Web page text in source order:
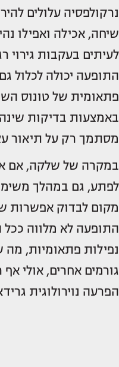
נרקולפסיה עלולים
שיחה, אכילה ואפילו
לעיתים בעקבות גירוי
התופעה יכולה לכלול
פתאומית של טונוס
באמצעות בדיקות
מסתמך רק על תיאור
במקרה של שלקה, אם
לפתע, גם במהלך
מקום לבדוק אפשרות
התופעה לא מלווה ככל
נפילות פתאומיות,
גורמים אחרים, אולי אף
הפרעה נוירולוגית